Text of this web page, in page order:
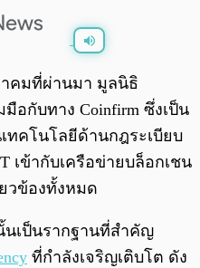
0:00/
าคมที่ผ่านมา มูลนิธิ
มือกับทาง Coinfirm ซึ่งเป็น
ทคโนโลยีด้านกฎระเบียบ
เข้ากับเครือข่ายบล็อกเชน
วข้องทั้งหมด
นเป็นรากฐานที่สำคัญ
ที่กำลังเจริญเติบโต ดัง